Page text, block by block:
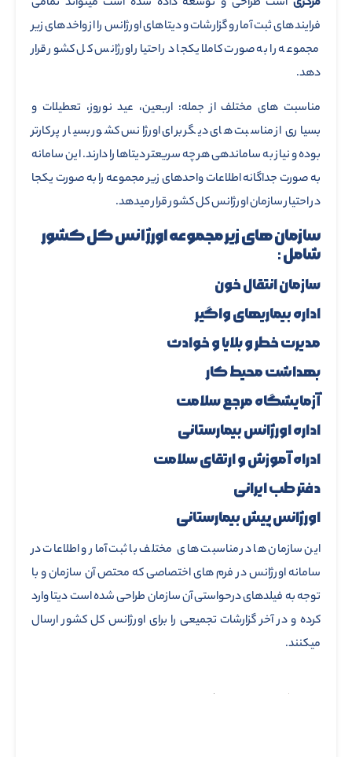
فرایندهای ثبت آمار و گزارشات و دیتاهای اورژانس را از واخدهای زیر
مجموعه را به صورت کاملا یکجا در احتیار اورژانس کل کشور قرار
دهد.
مناسبت های مختلف از جمله: اربعین، عید نوروز، تعطیلات و
بسیاری از مناسبت های دیگر برای اورژانس کشور بسیار پر کارتر
بوده و نیاز به ساماندهی هر چه سریعتر دیتاها را دارند. این سامانه
به صورت جداگانه اطلاعات واحدهای زیر مجموعه را به صورت یکجا
در احتیار سازمان اورژانس کل کشور قرار میدهد.
سازمان های زیر مجموعه اورژانس کل کشور
شامل :
سازمان انتقال خون
اداره بیماریهای واگیر
مدیرت خطر و بلایا و خوادث
بهداشت محیط کار
آزمایشگاه مرجع سلامت
اداره اورژانس بیمارستانی
ادراه آموزش و ارتقای سلامت
دفتر طب ایرانی
اورژانس پیش بیمارستانی
این سازمان ها در مناسبت های مختلف با ثبت آمار و اطلاعات در
سامانه اورژانس در فرم های اختصاصی که محتص آن سازمان و با
توجه به فیلدهای درحواستی آن سازمان طراحی شده است دیتا وارد
کرده و در آخر گزارشات تجمیعی را برای اورژانس کل کشور ارسال
میکنند.